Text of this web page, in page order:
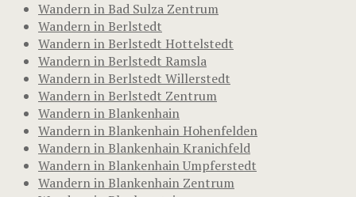
Wandern in Bad Sulza Zentrum
Wandern in Berlstedt
Wandern in Berlstedt Hottelstedt
Wandern in Berlstedt Ramsla
Wandern in Berlstedt Willerstedt
Wandern in Berlstedt Zentrum
Wandern in Blankenhain
Wandern in Blankenhain Hohenfelden
Wandern in Blankenhain Kranichfeld
Wandern in Blankenhain Umpferstedt
Wandern in Blankenhain Zentrum